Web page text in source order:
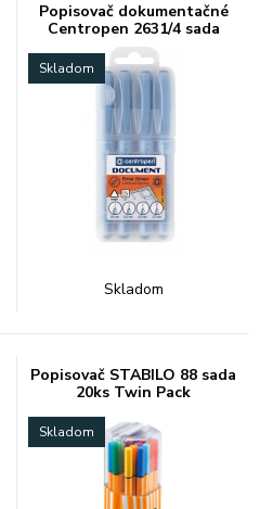
Popisovač dokumentačné
Centropen 2631/4 sada
Skladom
Skladom
Popisovač STABILO 88 sada
20ks Twin Pack
Skladom